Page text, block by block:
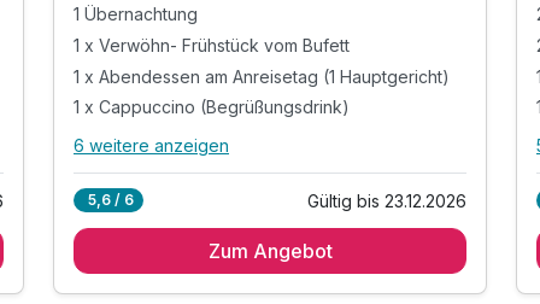
1 Übernachtung
1 x Verwöhn- Frühstück vom Bufett
1 x Abendessen am Anreisetag (1 Hauptgericht)
1 x Cappuccino (Begrüßungsdrink)
Alle Inklusivleistungen
1 x Verwöhn- Frühstück vom Bufett
6 weitere anzeigen
5,6 / 6 Gültig bis 23.12.2026
Zum Angebot